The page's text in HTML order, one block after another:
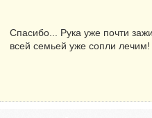
Спасибо... Рука уже почти
всей семьей уже сопли лечим!